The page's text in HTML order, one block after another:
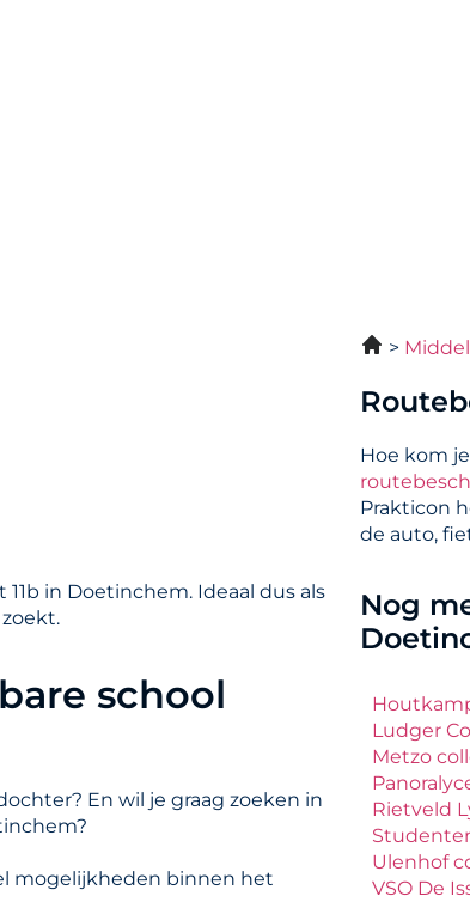
in Doetinchem. Ideaal dus als
school
En wil je graag zoeken in
mogelijkheden binnen het
Hoe kom
Prakticon
de auto,
Nog
Ludger
Metzo
Rietveld
Ulenhof
VSO De